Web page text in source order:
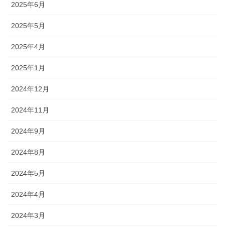
2025年6月
2025年5月
2025年4月
2025年1月
2024年12月
2024年11月
2024年9月
2024年8月
2024年5月
2024年4月
2024年3月